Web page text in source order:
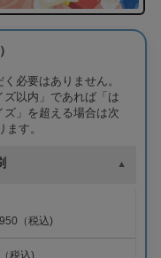
必要はありません。
以内」であれば「は
」を超える場合は次
す。
（税込)
税込)